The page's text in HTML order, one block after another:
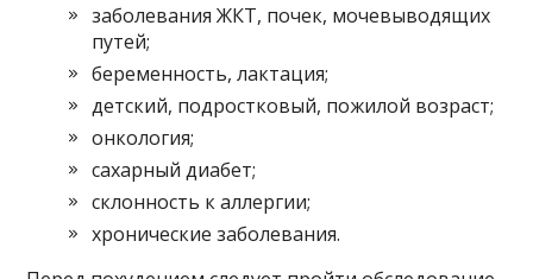
заболевания ЖКТ, почек, мочевыводящих
путей;
беременность, лактация;
детский, подростковый, пожилой возраст;
онкология;
сахарный диабет;
склонность к аллергии;
хронические заболевания.